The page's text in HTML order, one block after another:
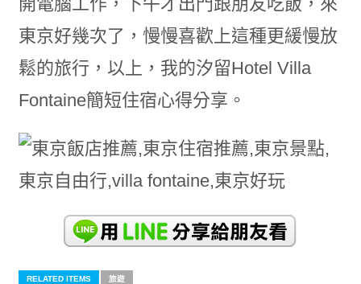
東京好幾次了，慢慢喜歡上這種更緩慢放
鬆的旅行，以上，我的汐留Hotel Villa
Fontaine簡短住宿心得分享。
RELATED ITEMS 旅遊